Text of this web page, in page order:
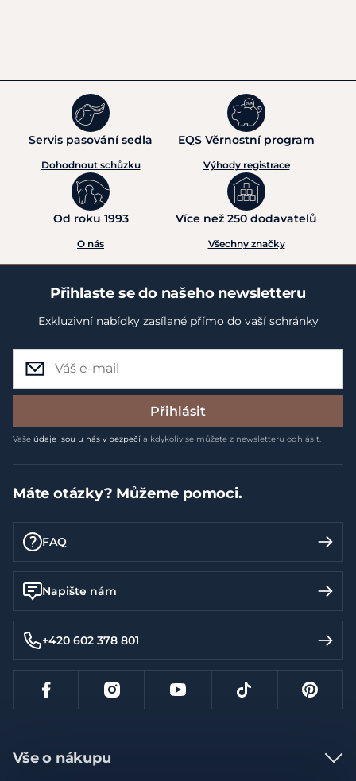
Servis pasování sedla
Dohodnout schůzku
EQS Věrnostní program
Výhody registrace
Od roku 1993
O nás
Více než 250 dodavatelů
Všechny značky
Přihlaste se do našeho newsletteru
Exkluzivní nabídky zasílané přímo do vaší schránky
Přihlásit
Vaše údaje jsou u nás v bezpečí a kdykoliv se můžete z newsletteru odhlásit.
Máte otázky? Můžeme pomoci.
FAQ
Napište nám
+420 602 378 801
Vše o nákupu